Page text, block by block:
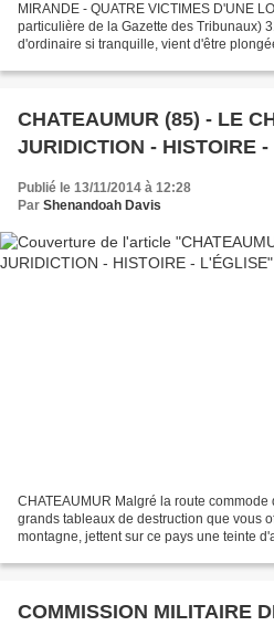
MIRANDE - QUATRE VICTIMES D'UNE
particulière de la Gazette des Tribunaux)
d'ordinaire si tranquille, vient d'être
CHATEAUMUR (85) - LE CHATEAU -
Publié le 13/11/2014 à 12:28
Par Shenandoah Davis
CHATEAUMUR Malgré la route
grands tableaux de destruction que vous
montagne, jettent sur ce pays une teinte
COMMISSION MILITAIRE